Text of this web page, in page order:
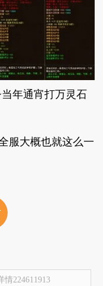
年通宵打万灵石
服大概也就这么一
224611913